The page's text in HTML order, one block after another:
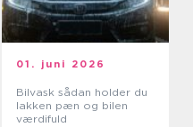
01. juni 2026
Bilvask sådan holder du
lakken pæn og bilen
værdifuld